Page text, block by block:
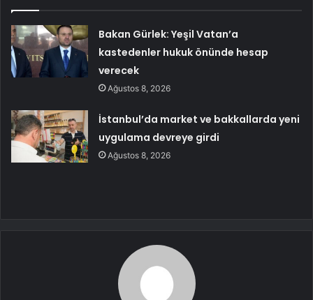
Bakan Gürlek: Yeşil Vatan’a
kastedenler hukuk önünde hesap
verecek
Ağustos 8, 2026
İstanbul’da market ve bakkallarda yeni
uygulama devreye girdi
Ağustos 8, 2026